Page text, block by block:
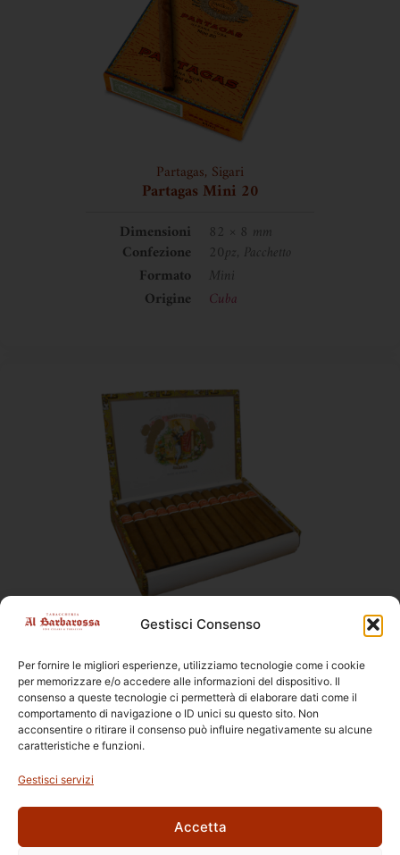
Gestisci Consenso
Per fornire le migliori esperienze, utilizziamo tecnologie come i cookie
per memorizzare e/o accedere alle informazioni del dispositivo. Il
consenso a queste tecnologie ci permetterà di elaborare dati come il
comportamento di navigazione o ID unici su questo sito. Non
acconsentire o ritirare il consenso può influire negativamente su alcune
caratteristiche e funzioni.
Gestisci servizi
Accetta
Partagas, Sigari
Partagas Mini 20
Dimensioni
82 × 8 mm
Confezione
20pz, Pacchetto
Formato
Mini
Origine
Cuba
Romeo y Julieta
Romeo y Julieta Petit Coronas
Dimensioni
129 × 16,7 mm
Confezione
25pz, Scatola
Formato
Petit Coronas
Origine
Cuba